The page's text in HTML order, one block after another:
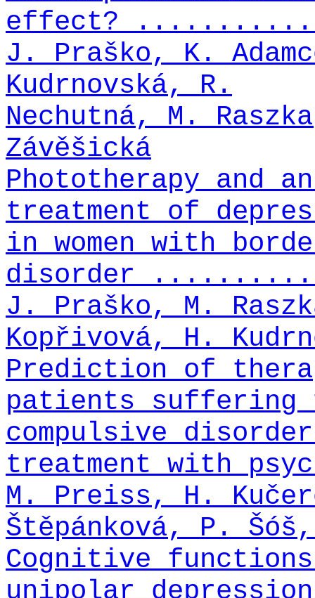
effect?
J. Praško, K.
Kudrnovská, R.
Nechutná, M.
Závěšická
Phototherapy and
treatment of
in women with
disorder
J. Praško, M.
Kopřivová, H.
Prediction of
patients suffering
compulsive
treatment with
M. Preiss, H.
Štěpánková, P.
Cognitive
unipolar